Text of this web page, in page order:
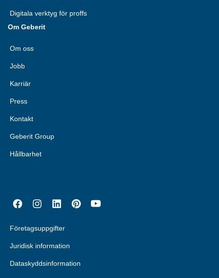
Digitala verktyg för proffs
Om Geberit
Om oss
Jobb
Karriär
Press
Kontakt
Geberit Group
Hållbarhet
Företagsuppgifter
Juridisk information
Dataskyddsinformation